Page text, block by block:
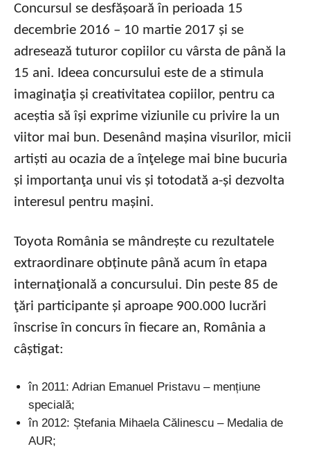
Concursul se desfășoară în perioada 15
decembrie 2016 – 10 martie 2017 și se
adresează tuturor copiilor cu vârsta de până la
15 ani. Ideea concursului este de a stimula
imaginaţia și creativitatea copiilor, pentru ca
aceștia să își exprime viziunile cu privire la un
viitor mai bun. Desenând mașina visurilor, micii
artiști au ocazia de a înţelege mai bine bucuria
și importanţa unui vis și totodată a-și dezvolta
interesul pentru mașini.
Toyota România se mândrește cu rezultatele
extraordinare obținute până acum în etapa
internaţională a concursului. Din peste 85 de
ţări participante și aproape 900.000 lucrări
înscrise în concurs în fiecare an, România a
câștigat:
în 2011: Adrian Emanuel Pristavu – mențiune
specială;
în 2012: Ștefania Mihaela Călinescu – Medalia de
AUR;